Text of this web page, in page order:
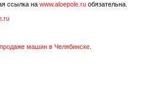
ссылка на www.aloepole.ru обязательна.
машин в Челябинске